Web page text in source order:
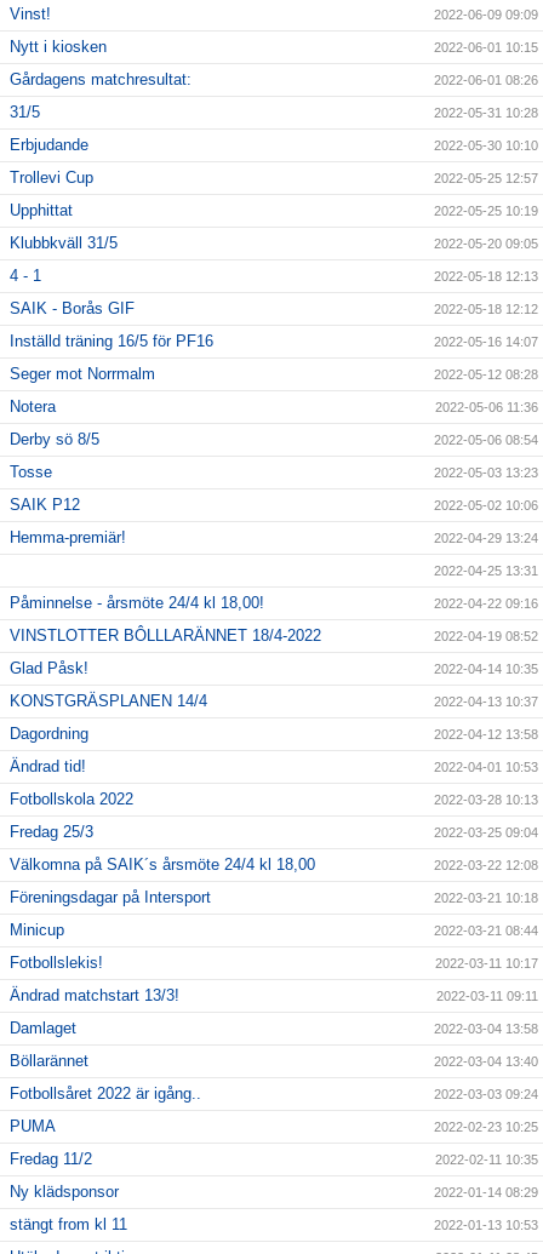
Vinst! 2022-06-09 09:09
Nytt i kiosken 2022-06-01 10:15
Gårdagens matchresultat: 2022-06-01 08:26
31/5 2022-05-31 10:28
Erbjudande 2022-05-30 10:10
Trollevi Cup 2022-05-25 12:57
Upphittat 2022-05-25 10:19
Klubbkväll 31/5 2022-05-20 09:05
4 - 1 2022-05-18 12:13
SAIK - Borås GIF 2022-05-18 12:12
Inställd träning 16/5 för PF16 2022-05-16 14:07
Seger mot Norrmalm 2022-05-12 08:28
Notera 2022-05-06 11:36
Derby sö 8/5 2022-05-06 08:54
Tosse 2022-05-03 13:23
SAIK P12 2022-05-02 10:06
Hemma-premiär! 2022-04-29 13:24
2022-04-25 13:31
Påminnelse - årsmöte 24/4 kl 18,00! 2022-04-22 09:16
VINSTLOTTER BÔLLLARÄNNET 18/4-2022 2022-04-19 08:52
Glad Påsk! 2022-04-14 10:35
KONSTGRÄSPLANEN 14/4 2022-04-13 10:37
Dagordning 2022-04-12 13:58
Ändrad tid! 2022-04-01 10:53
Fotbollskola 2022 2022-03-28 10:13
Fredag 25/3 2022-03-25 09:04
Välkomna på SAIK´s årsmöte 24/4 kl 18,00 2022-03-22 12:08
Föreningsdagar på Intersport 2022-03-21 10:18
Minicup 2022-03-21 08:44
Fotbollslekis! 2022-03-11 10:17
Ändrad matchstart 13/3! 2022-03-11 09:11
Damlaget 2022-03-04 13:58
Böllarännet 2022-03-04 13:40
Fotbollsåret 2022 är igång.. 2022-03-03 09:24
PUMA 2022-02-23 10:25
Fredag 11/2 2022-02-11 10:35
Ny klädsponsor 2022-01-14 08:29
stängt from kl 11 2022-01-13 10:53